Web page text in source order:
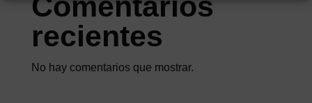
recientes
No hay comentarios que mostrar.